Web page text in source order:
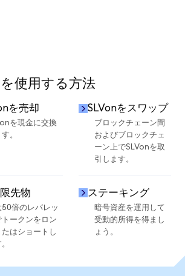
使用する方法
を売却
を現金に交換
。
SLVonをスワップ
ブロックチェーン間
およびブロックチェ
ーン上でSLVonを取
引します。
先物
50倍のレバレッ
トークンをロン
たはショートし
ステーキング
暗号資産を運用して
受動的所得を得まし
ょう。